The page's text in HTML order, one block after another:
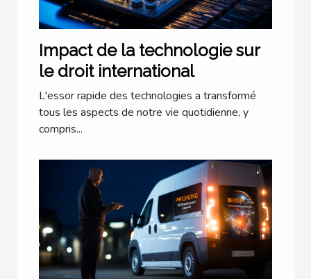
Impact de la technologie sur
le droit international
L'essor rapide des technologies a transformé
tous les aspects de notre vie quotidienne, y
compris...